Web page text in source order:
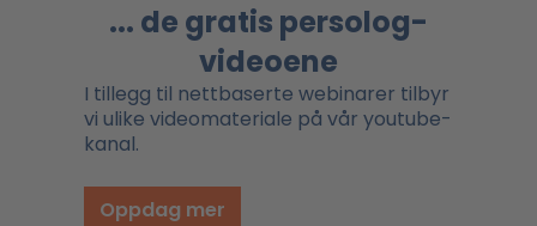
... de gratis persolog-
videoene
I tillegg til nettbaserte webinarer tilbyr
vi ulike videomateriale på vår youtube-
kanal.
Oppdag mer